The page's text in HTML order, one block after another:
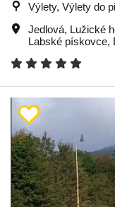
Výlety, Výlety do
Jedlová, Lužické
Labské pískovce,